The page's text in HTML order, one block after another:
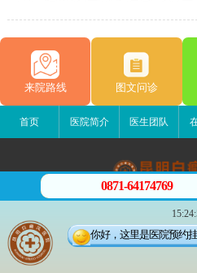
来院路线 图文问诊
首页 医院简介 医生团队
昆明白癜
昆明市五华区
版权所有：昆明
0871-64174769
你好，这里是医院预约